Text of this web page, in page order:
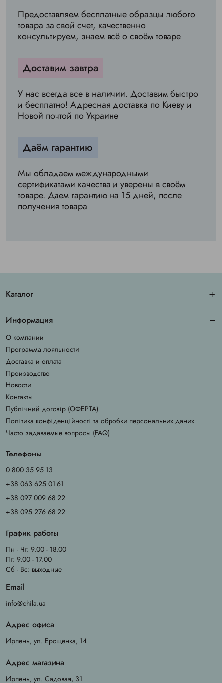
Предоставляем бесплатные образцы любого
товара за свой счет, качественно
консультируем, знаем всё о своём товаре
Доставим завтра
У нас всегда все в наличии. Доставим быстро
и бесплатно! Адресная доставка по Киеву и
Новой почтой по Украине
Даём гарантию
Мы обладаем международными
сертификатами качества и уверены в своём
товаре. Даем гарантию на 15 дней, после
получения товара
Каталог
Информация
О компании
Программа лояльности
Доставка и оплата
Производство
Новости
Контакты
Публічний договір (ОФЕРТА)
Політика конфіденційності та обробки персональних даних
Часто задаваемые вопросы (FAQ)
Телефоны
0 800 35 95 13
+38 063 625 01 61
+38 097 009 68 22
+38 095 276 68 22
График работы
Пн - Чт: 9.00 - 18.00
Пт: 9.00 - 17.00
Сб - Вс: выходные
Email
info@chila.ua
Адрес офиса
Ирпень, ул. Ерощенка, 14
Адрес магазина
Ирпень, ул. Садовая, 31